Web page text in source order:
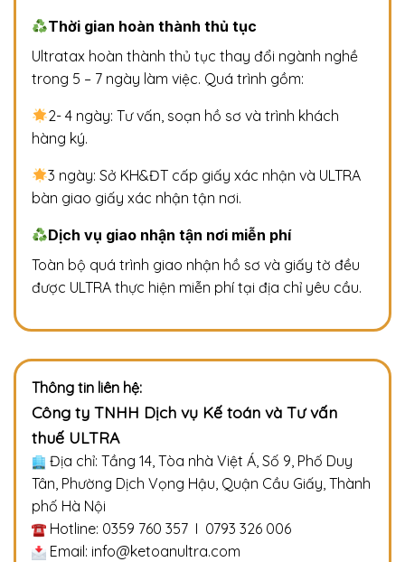
Thời gian hoàn thành thủ tục
Ultratax hoàn thành thủ tục thay đổi ngành nghề
trong 5 – 7 ngày làm việc. Quá trình gồm:
2- 4 ngày: Tư vấn, soạn hồ sơ và trình khách
hàng ký.
3 ngày: Sở KH&ĐT cấp giấy xác nhận và ULTRA
bàn giao giấy xác nhận tận nơi.
Dịch vụ giao nhận tận nơi miễn phí
Toàn bộ quá trình giao nhận hồ sơ và giấy tờ đều
được ULTRA thực hiện miễn phí tại địa chỉ yêu cầu.
Thông tin liên hệ:
Công ty TNHH Dịch vụ Kế toán và Tư vấn
thuế ULTRA
Địa chỉ: Tầng 14, Tòa nhà Việt Á, Số 9, Phố Duy
Tân, Phường Dịch Vọng Hậu, Quận Cầu Giấy, Thành
phố Hà Nội
Hotline: 0359 760 357 I 0793 326 006
Email: info@ketoanultra.com